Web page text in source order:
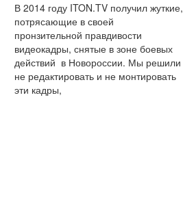
В 2014 году ITON.TV получил жуткие,
потрясающие в своей
пронзительной правдивости
видеокадры, снятые в зоне боевых
действий в Новороссии. Мы решили
не редактировать и не монтировать
эти кадры,